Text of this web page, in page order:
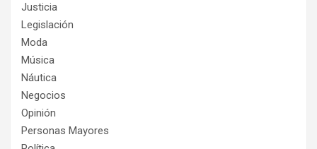
Justicia
Legislación
Moda
Música
Náutica
Negocios
Opinión
Personas Mayores